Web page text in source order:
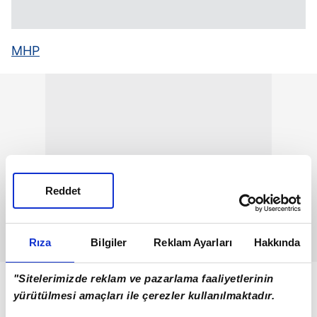
Rıza Bilgiler Reklam Ayarları Hakkında
"Sitelerimizde reklam ve pazarlama faaliyetlerinin
yürütülmesi amaçları ile çerezler kullanılmaktadır.
Reddet
MHP